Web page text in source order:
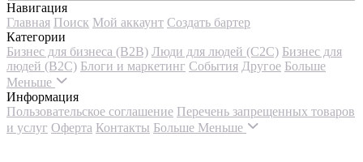
Навигация
Главная Поиск Мой аккаунт Создать бартер
Категории
Бизнес для бизнеса (B2B) Люди для людей (С2С) Бизнес для
людей (B2C) Блоги и маркетинг События Другое Больше
Меньше
Информация
Пользовательское соглашение Перечень запрещенных товаров
и услуг Оферта Контакты Больше Меньше